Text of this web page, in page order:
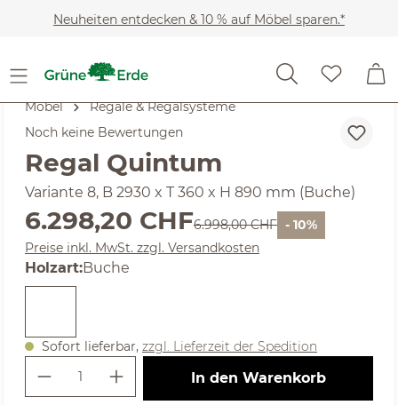
Zum Hauptinhalt springen
Neuheiten entdecken & 10 % auf Möbel sparen.*
Möbel
Regale & Regalsysteme
Noch keine Bewertungen
Regal Quintum
Variante 8, B 2930 x T 360 x H 890 mm (Buche)
Verkaufspreis:
6.298,20 CHFRegulärer Preis:
6.998,00 CHF - 10%
Preise inkl. MwSt. zzgl. Versandkosten
Holzartauswählen
:Buche
Sofort lieferbar, zzgl. Lieferzeit der Spedition
Produkt Anzahl: Gib den
In den Warenkorb